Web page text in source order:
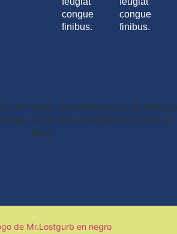
congue
finibus.
congue
finibus.